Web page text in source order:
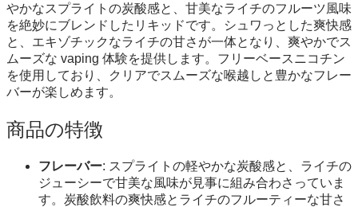
やかなスプライトの炭酸感と、甘美なライチのフルーツ風味
を絶妙にブレンドしたリキッドです。シュワっとした爽快感
と、エキゾチックなライチの甘さが一体となり、爽やかでス
ムーズな vaping 体験を提供します。フリーベースニコチン
を使用しており、クリアでスムーズな喉越しと豊かなフレー
バーが楽しめます。
商品の特徴
フレーバー: スプライトの軽やかな炭酸感と、ライチの
ジューシーで甘美な風味が見事に組み合わさっていま
す。炭酸飲料の爽快感とライチのフルーティーな甘さ